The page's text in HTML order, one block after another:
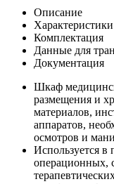
Описание
Характеристики
Комплектация
Данные для
Документация
Шкаф
размещения и
материалов,
аппаратов,
осмотров и
Используется в
операционных,